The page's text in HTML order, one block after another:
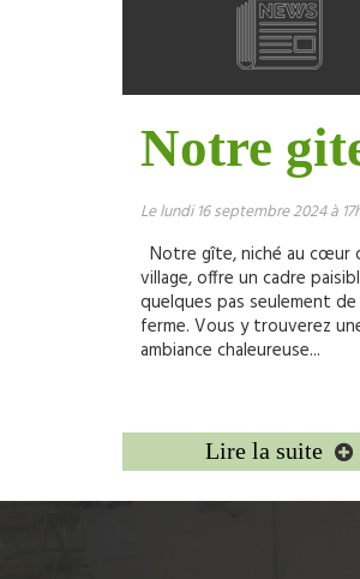
Notre
Le lundi 16 septembre 2024 à
Notre gîte, niché au cœur
village, offre un cadre
quelques pas seulement
ferme. Vous y trouverez
ambiance chaleureuse...
Lire la suite